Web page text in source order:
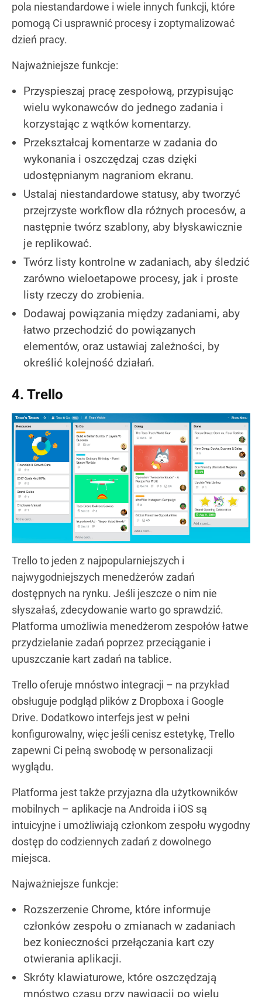
pola niestandardowe i wiele innych funkcji, które
pomogą Ci usprawnić procesy i zoptymalizować
dzień pracy.
Najważniejsze funkcje:
Przyspieszaj pracę zespołową, przypisując
wielu wykonawców do jednego zadania i
korzystając z wątków komentarzy.
Przekształcaj komentarze w zadania do
wykonania i oszczędzaj czas dzięki
udostępnianym nagraniom ekranu.
Ustalaj niestandardowe statusy, aby tworzyć
przejrzyste workflow dla różnych procesów, a
następnie twórz szablony, aby błyskawicznie
je replikować.
Twórz listy kontrolne w zadaniach, aby śledzić
zarówno wieloetapowe procesy, jak i proste
listy rzeczy do zrobienia.
Dodawaj powiązania między zadaniami, aby
łatwo przechodzić do powiązanych
elementów, oraz ustawiaj zależności, by
określić kolejność działań.
4. Trello
Trello to jeden z najpopularniejszych i
najwygodniejszych menedżerów zadań
dostępnych na rynku. Jeśli jeszcze o nim nie
słyszałaś, zdecydowanie warto go sprawdzić.
Platforma umożliwia menedżerom zespołów łatwe
przydzielanie zadań poprzez przeciąganie i
upuszczanie kart zadań na tablice.
Trello oferuje mnóstwo integracji – na przykład
obsługuje podgląd plików z Dropboxa i Google
Drive. Dodatkowo interfejs jest w pełni
konfigurowalny, więc jeśli cenisz estetykę, Trello
zapewni Ci pełną swobodę w personalizacji
wyglądu.
Platforma jest także przyjazna dla użytkowników
mobilnych – aplikacje na Androida i iOS są
intuicyjne i umożliwiają członkom zespołu wygodny
dostęp do codziennych zadań z dowolnego
miejsca.
Najważniejsze funkcje:
Rozszerzenie Chrome, które informuje
członków zespołu o zmianach w zadaniach
bez konieczności przełączania kart czy
otwierania aplikacji.
Skróty klawiaturowe, które oszczędzają
mnóstwo czasu przy nawigacji po wielu